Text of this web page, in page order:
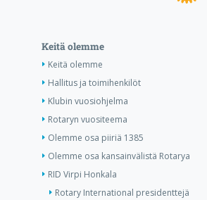
Keitä olemme
Keitä olemme
Hallitus ja toimihenkilöt
Klubin vuosiohjelma
Rotaryn vuositeema
Olemme osa piiriä 1385
Olemme osa kansainvälistä Rotarya
RID Virpi Honkala
Rotary International presidenttejä